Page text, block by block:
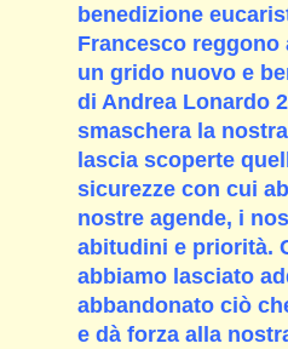
benedizione
Francesco
un grido nuovo e
di Andrea Lonardo
smaschera la
lascia scoperte
sicurezze con cui
nostre agende, i
abitudini e priorità.
abbiamo lasciato
abbandonato ciò
e dà forza alla